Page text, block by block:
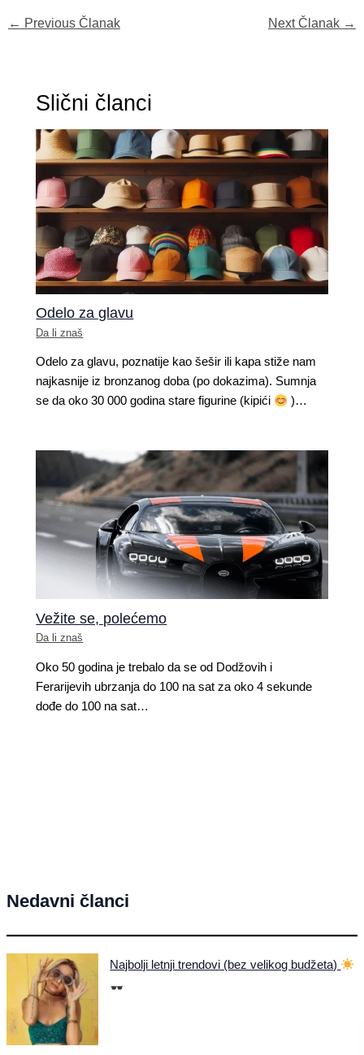
← Previous Članak Next Članak →
Slični članci
Odelo za glavu
Da li znaš
Odelo za glavu,​ poznatije kao šešir ili kapa​ stiže nam
najkasnije iz bronzanog doba (po dokazima). Sumnja
se da oko 30 000 godina stare figurine (kipići
)…
Vežite se, polećemo
Da li znaš
Oko 50 godina je trebalo da se​ od Dodžovih i
Ferarijevih​ ubrzanja do 100 na sat za oko 4 sekunde
dođe do 100 na sat…
Nedavni članci
Najbolji letnji trendovi (bez velikog budžeta)